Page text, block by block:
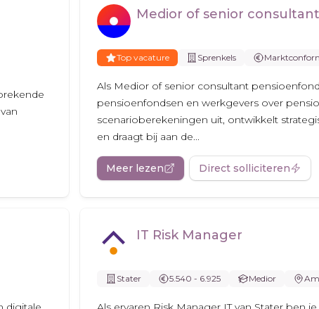
Medior of senior
Top vacature Sprenkels
Als Medior of senior consultant
pensioenfondsen en werkgevers over
scenarioberekeningen uit, ontwikkelt
en draagt bij aan de...
Meer lezen Direct solliciteren
IT Risk Manager
Stater 5.540 - 6.925 Medior